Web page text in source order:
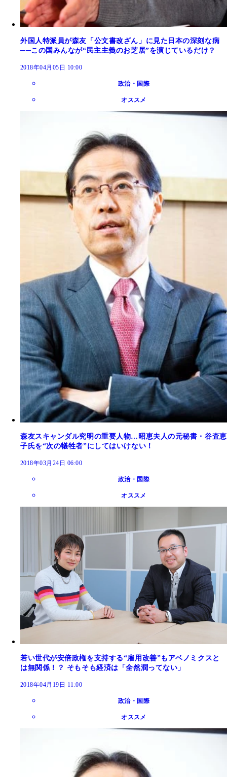
外国人特派員が森友「公文書改ざん」に見た日本の深刻な病
──この国みんなが“民主主義のお芝居”を演じているだけ？
2018年04月05日 10:00
政治・国際
オススメ
森友スキャンダル究明の重要人物…昭恵夫人の元秘書・谷査恵
子氏を“次の犠牲者”にしてはいけない！
2018年03月24日 06:00
政治・国際
オススメ
若い世代が安倍政権を支持する“雇用改善”もアベノミクスと
は無関係！？ そもそも経済は「全然潤ってない」
2018年04月19日 11:00
政治・国際
オススメ